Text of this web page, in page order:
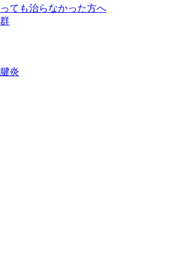
ても治らなかった方へ
炎